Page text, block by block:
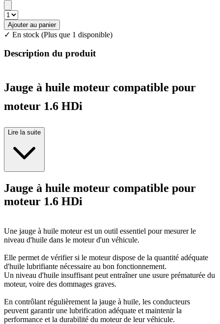
Ajouter au panier
✓ En stock (Plus que 1 disponible)
Description du produit
Jauge à huile moteur compatible pour
moteur 1.6 HDi
niveau d'huile dans le moteur d'un véhicule.
d'huile lubrifiante nécessaire au bon fonctionnement.
Un niveau d'huile insuffisant peut entraîner une usure prématurée du
En contrôlant régulièrement la jauge à huile, les conducteurs
peuvent garantir une lubrification adéquate et maintenir la
performance et la durabilité du moteur de leur véhicule.
Longueur 1 [mm] : 563
Longueur 2[mm] : 592
Lire la suite
Jauge à huile moteur compatible pour
moteur 1.6 HDi
Une jauge à huile moteur est un outil essentiel pour mesurer le
niveau d'huile dans le moteur d'un véhicule.
Elle permet de vérifier si le moteur dispose de la quantité adéquate
d'huile lubrifiante nécessaire au bon fonctionnement.
Un niveau d'huile insuffisant peut entraîner une usure prématurée du
moteur, voire des dommages graves.
En contrôlant régulièrement la jauge à huile, les conducteurs
peuvent garantir une lubrification adéquate et maintenir la
performance et la durabilité du moteur de leur véhicule.